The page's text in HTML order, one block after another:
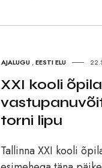
AJALUGU ,EESTI ELU
XXI kooli
torni lipu
Tallinna XXI kooli